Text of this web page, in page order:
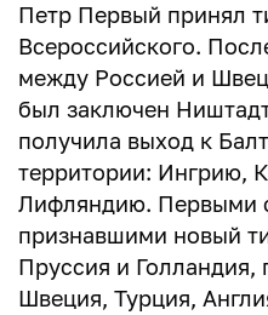
Петр Первый принял
Всероссийского.
между Россией и
был заключен
получила выход к
территории: Ингрию,
Лифляндию. Первыми
признавшими новый
Пруссия и Голландия,
Швеция, Турция,